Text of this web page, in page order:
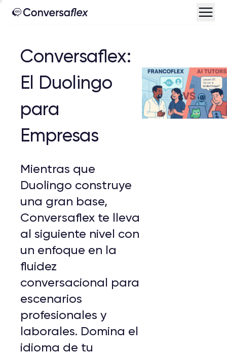
Conversaflex:
El Duolingo
para
Empresas
Mientras que
Duolingo construye
una gran base,
Conversaflex te lleva
al siguiente nivel con
un enfoque en la
fluidez
conversacional para
escenarios
profesionales y
laborales. Domina el
idioma de tu